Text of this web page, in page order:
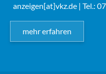
anzeigen[at]vkz.de | Tel.:
mehr erfahren